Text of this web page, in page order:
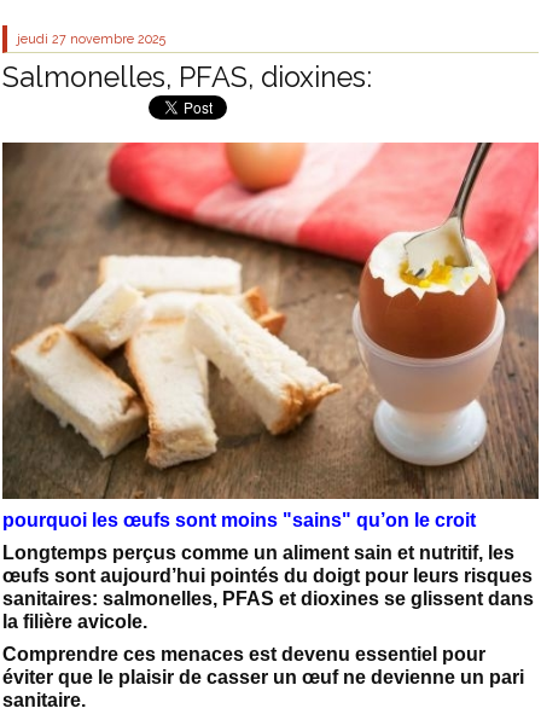
jeudi 27 novembre 2025
Salmonelles, PFAS, dioxines:
pourquoi les œufs sont moins "sains" qu’on le croit
Longtemps perçus comme un aliment sain et nutritif, les
œufs sont aujourd’hui pointés du doigt pour leurs risques
sanitaires: salmonelles, PFAS et dioxines se glissent dans
la filière avicole.
Comprendre ces menaces est devenu essentiel pour
éviter que le plaisir de casser un œuf ne devienne un pari
sanitaire.